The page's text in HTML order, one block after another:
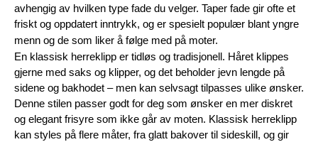
avhengig av hvilken type fade du velger. Taper fade gir ofte et
friskt og oppdatert inntrykk, og er spesielt populær blant yngre
menn og de som liker å følge med på moter.
En klassisk herreklipp er tidløs og tradisjonell. Håret klippes
gjerne med saks og klipper, og det beholder jevn lengde på
sidene og bakhodet – men kan selvsagt tilpasses ulike ønsker.
Denne stilen passer godt for deg som ønsker en mer diskret
og elegant frisyre som ikke går av moten. Klassisk herreklipp
kan styles på flere måter, fra glatt bakover til sideskill, og gir